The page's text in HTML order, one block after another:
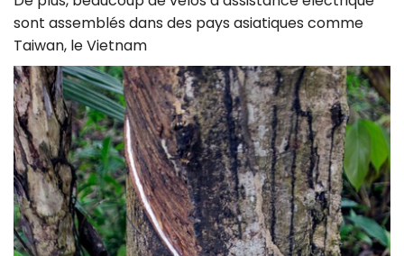
sont assemblés dans des pays asiatiques comme
Taiwan, le Vietnam